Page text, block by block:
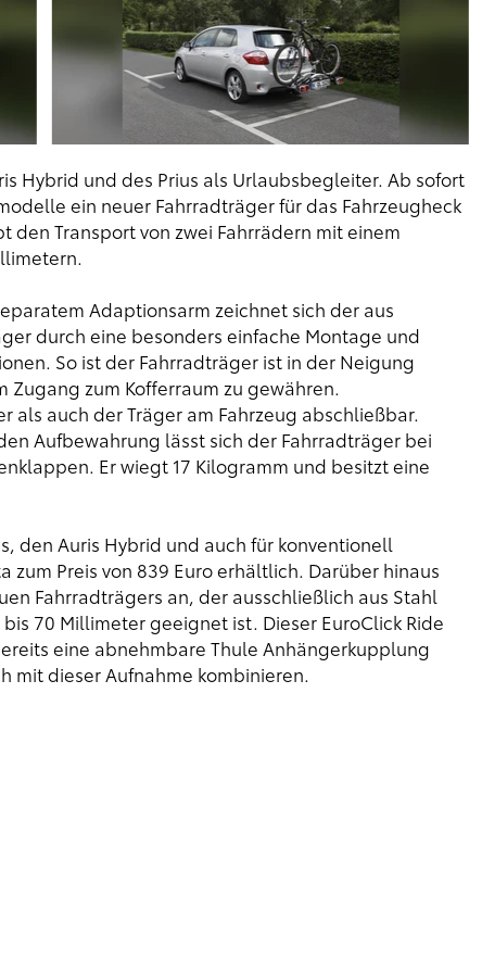
Hybrid und des Prius als Urlaubsbegleiter. Ab sofort
ein neuer Fahrradträger für das Fahrzeugheck
den Transport von zwei Fahrrädern mit einem
Adaptionsarm zeichnet sich der aus
durch eine besonders einfache Montage und
So ist der Fahrradträger ist in der Neigung
zum Kofferraum zu gewähren.
als auch der Träger am Fahrzeug abschließbar.
Aufbewahrung lässt sich der Fahrradträger bei
Er wiegt 17 Kilogramm und besitzt eine
den Auris Hybrid und auch für konventionell
Preis von 839 Euro erhältlich. Darüber hinaus
Fahrradträgers an, der ausschließlich aus Stahl
70 Millimeter geeignet ist. Dieser EuroClick Ride
eine abnehmbare Thule Anhängerkupplung
mit dieser Aufnahme kombinieren.